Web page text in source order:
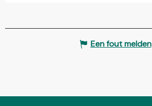
Een fout melden